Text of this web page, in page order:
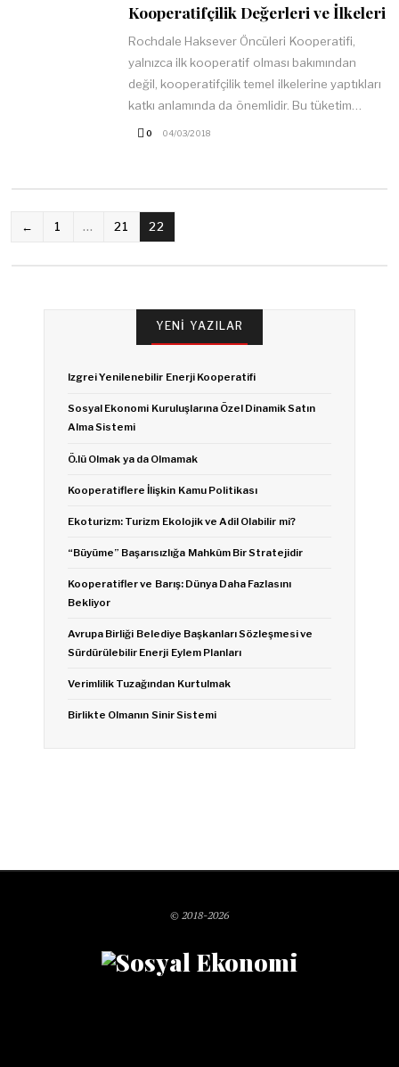
Kooperatifçilik Değerleri ve İlkeleri
Rochdale Haksever Öncüleri Kooperatifi,
yalnızca ilk kooperatif olması bakımından
değil, kooperatifçilik temel ilkelerine yaptıkları
katkı anlamında da önemlidir. Bu tüketim…
0 04/03/2018
YAZI
← 1 … 21 22
YENI YAZILAR
Izgrei Yenilenebilir Enerji Kooperatifi
Sosyal Ekonomi Kuruluşlarına Özel Dinamik Satın
Alma Sistemi
Ö.lü Olmak ya da Olmamak
Kooperatiflere İlişkin Kamu Politikası
Ekoturizm: Turizm Ekolojik ve Adil Olabilir mi?
“Büyüme” Başarısızlığa Mahkûm Bir Stratejidir
Kooperatifler ve Barış: Dünya Daha Fazlasını
Bekliyor
Avrupa Birliği Belediye Başkanları Sözleşmesi ve
Sürdürülebilir Enerji Eylem Planları
Verimlilik Tuzağından Kurtulmak
Birlikte Olmanın Sinir Sistemi
© 2018-2026